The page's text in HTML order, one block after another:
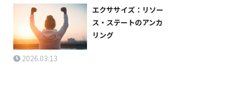
エクササイズ：リソー
ス・ステートのアンカ
リング
2026.03.13